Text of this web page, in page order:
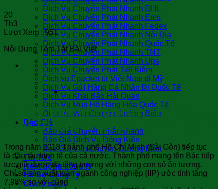
Dịch Vụ Chuyển Phát Nhanh DHL
Dịch Vụ Chuyển Phát Nhanh Ems
Dịch Vụ Chuyển Phát Nhanh Fedex
Dịch Vụ Chuyển Phát Nhanh Nội Địa
Dịch Vụ Chuyển Phát Nhanh Quốc Tế
Dịch Vụ Chuyển Phát Nhanh TNT
Dịch Vụ Chuyển Phát Nhanh Ups
Dịch Vụ Chuyển Phát Tiết Kiệm
Dịch vụ Epacket từ Việt Nam đi Mỹ
Dịch Vụ Gửi Hàng Cá Nhân Đi Quốc Tế
Dịch Vụ Khai Báo Hải Quan
Dịch Vụ Mua Hộ Hàng Hóa Quốc Tế
Dịch Vụ Vận Chuyển Đường Biển
Báo Giá
Báo Giá Chuyển Phát Nhanh
Báo Giá Dịch Vụ Đóng Kiện
Báo Giá Vận Chuyển Đường Biển
Tin Tức
Hoạt động công ty
Hồ Sơ Công Ty
Chính sách
20
Th3
Lượt Xem : 951
Nội Dung Tóm Tắt Bài Viết
Chuyển phát nhanh hàng hóa chứng
từ từ TP HCM đi Hà Nam uy tín, giá rẻ
Trong năm 2018 Thành phố Hồ Chí Minh (Sài Gòn) tiếp tục
là đầu tàu kinh tế của cả nước. Thành phố mang tên Bác tiếp
tực giữ được đà tăng trưởng với những con số ấn tượng.
Chỉ số sản xuất toàn ngành công nghiệp (IIP) ước tính tăng
7,98% so với cùng